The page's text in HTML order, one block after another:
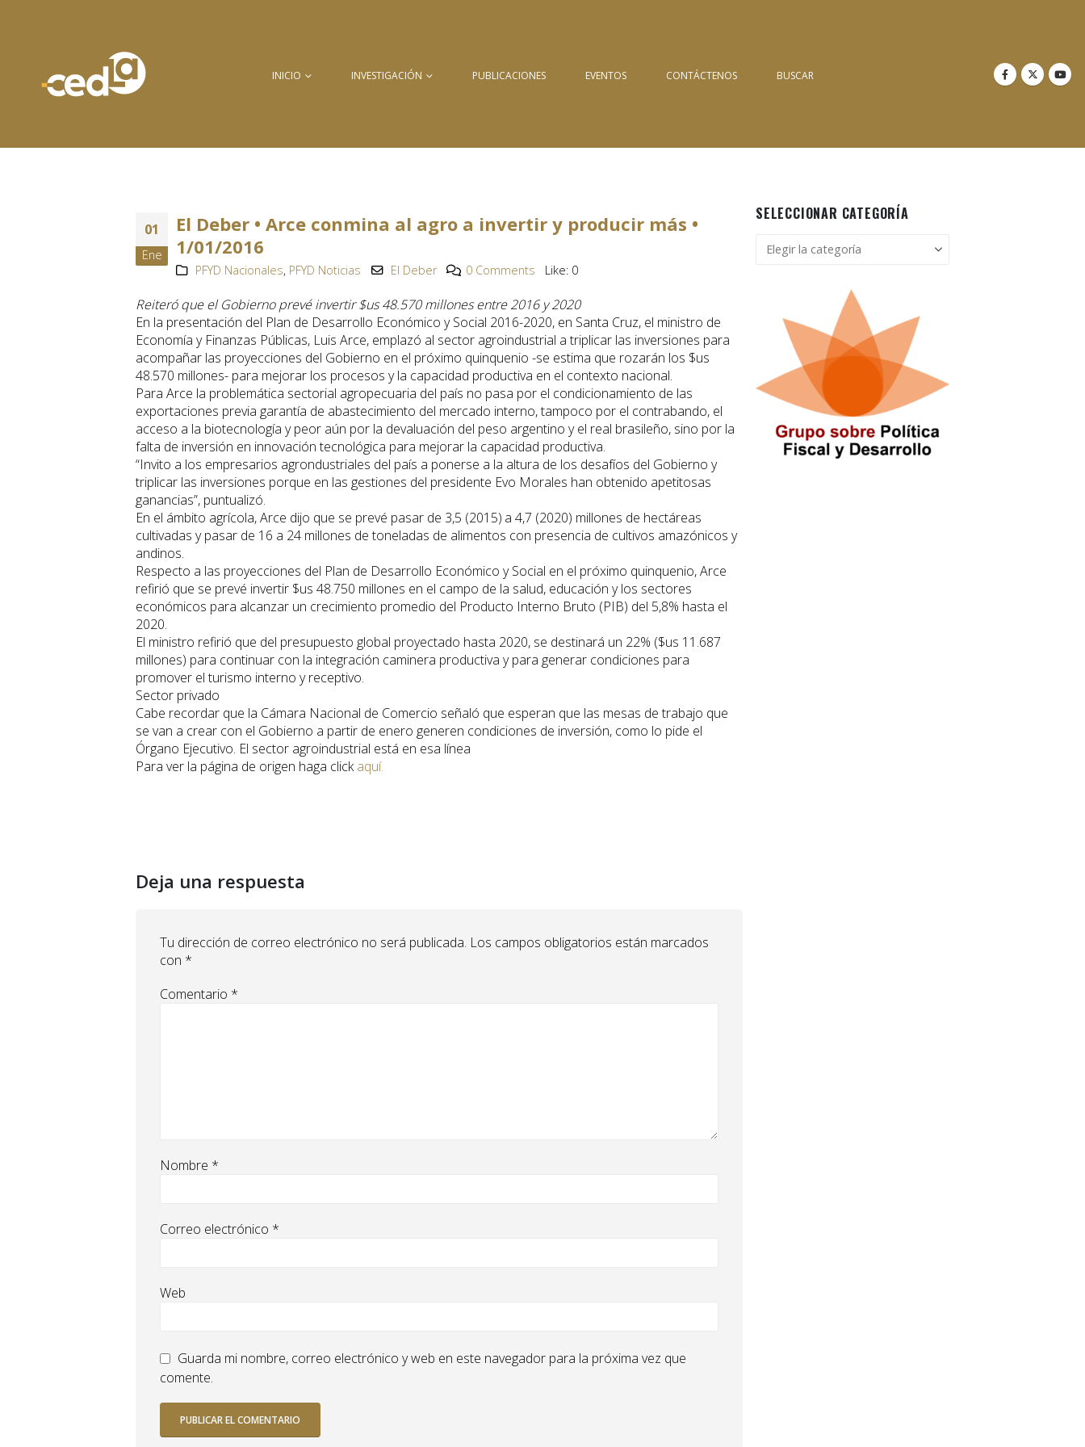
INICIO INVESTIGACIÓN PUBLICACIONES EVENTOS CONTÁCTENOS BUSCAR
01
Ene
El Deber • Arce conmina al agro a invertir y producir más •
1/01/2016
PFYD Nacionales, PFYD Noticias El Deber 0 Comments Like: 0
Reiteró que el Gobierno prevé invertir $us 48.570 millones entre 2016 y 2020
En la presentación del Plan de Desarrollo Económico y Social 2016-2020, en Santa Cruz, el ministro de
Economía y Finanzas Públicas, Luis Arce, emplazó al sector agroindustrial a triplicar las inversiones para
acompañar las proyecciones del Gobierno en el próximo quinquenio -se estima que rozarán los $us
48.570 millones- para mejorar los procesos y la capacidad productiva en el contexto nacional.
Para Arce la problemática sectorial agropecuaria del país no pasa por el condicionamiento de las
exportaciones previa garantía de abastecimiento del mercado interno, tampoco por el contrabando, el
acceso a la biotecnología y peor aún por la devaluación del peso argentino y el real brasileño, sino por la
falta de inversión en innovación tecnológica para mejorar la capacidad productiva.
“Invito a los empresarios agrondustriales del país a ponerse a la altura de los desafíos del Gobierno y
triplicar las inversiones porque en las gestiones del presidente Evo Morales han obtenido apetitosas
ganancias”, puntualizó.
En el ámbito agrícola, Arce dijo que se prevé pasar de 3,5 (2015) a 4,7 (2020) millones de hectáreas
cultivadas y pasar de 16 a 24 millones de toneladas de alimentos con presencia de cultivos amazónicos y
andinos.
Respecto a las proyecciones del Plan de Desarrollo Económico y Social en el próximo quinquenio, Arce
refirió que se prevé invertir $us 48.750 millones en el campo de la salud, educación y los sectores
económicos para alcanzar un crecimiento promedio del Producto Interno Bruto (PIB) del 5,8% hasta el
2020.
El ministro refirió que del presupuesto global proyectado hasta 2020, se destinará un 22% ($us 11.687
millones) para continuar con la integración caminera productiva y para generar condiciones para
promover el turismo interno y receptivo.
Sector privado
Cabe recordar que la Cámara Nacional de Comercio señaló que esperan que las mesas de trabajo que
se van a crear con el Gobierno a partir de enero generen condiciones de inversión, como lo pide el
Órgano Ejecutivo. El sector agroindustrial está en esa línea
Para ver la página de origen haga clickaquí.
Deja una respuesta
Tu dirección de correo electrónico no será publicada. Los campos obligatorios están marcados
con *
Comentario *
Nombre *
Correo electrónico *
Web
Guarda mi nombre, correo electrónico y web en este navegador para la próxima vez que
comente.
SELECCIONAR CATEGORÍA
Seleccionar
categoría